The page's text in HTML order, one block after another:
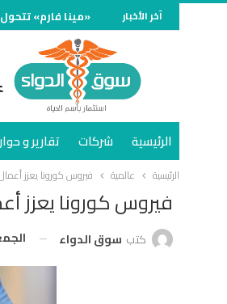
آخر الأخبار «مينا فارم» تتحول للربحية وتحقق 71.8
الرئيسية شركات تقارير و
الرئيسية عالمية فيروس كورونا يعزز
فيروس كورونا يعزز
كتب سوق الدواء الجمعة 11